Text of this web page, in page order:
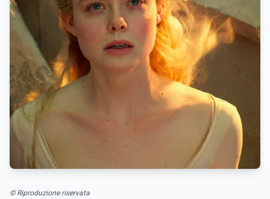
© Riproduzione riservata